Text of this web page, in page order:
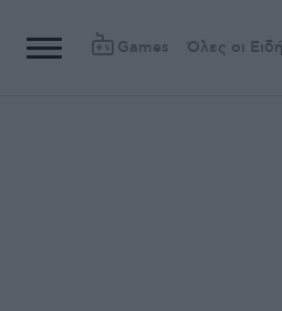
Games Όλες οι